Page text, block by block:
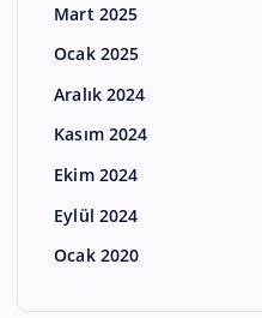
Mart 2025
Ocak 2025
Aralık 2024
Kasım 2024
Ekim 2024
Eylül 2024
Ocak 2020